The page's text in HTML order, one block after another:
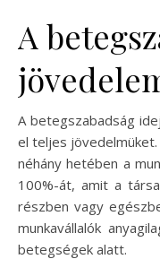
A
A betegszabadság
el teljes
néhány hetében a
100%-át, amit a
részben vagy
munkavállalók
betegségek alatt.